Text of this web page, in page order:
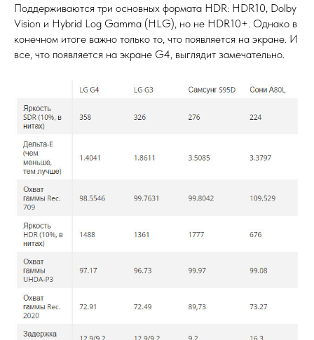
Поддерживаются три основных формата HDR: HDR10, Dolby
Vision и Hybrid Log Gamma (HLG), но не HDR10+. Однако в
конечном итоге важно только то, что появляется на экране. И
все, что появляется на экране G4, выглядит замечательно.